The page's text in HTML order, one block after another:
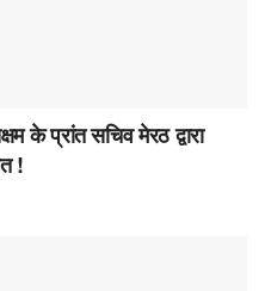
के प्रांत सचिव मेरठ द्वारा
!